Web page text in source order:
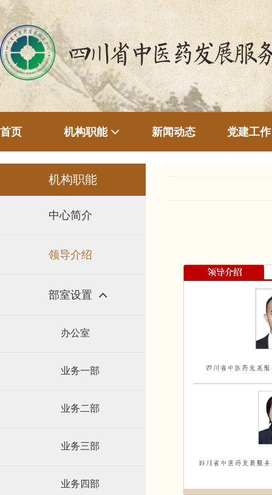
首页 机构职能 新闻动态 党建工作
机构职能
中心简介
领导介绍
部室设置
办公室
业务一部
业务二部
业务三部
业务四部